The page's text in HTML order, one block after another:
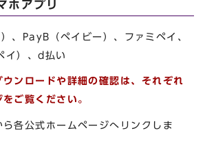
ホアプリ
、PayB（ペイビー）、ファミペイ、
イ）、d払い
ンロードや詳細の確認は、それぞれ
ご覧ください。
ら各公式ホームページへリンクしま